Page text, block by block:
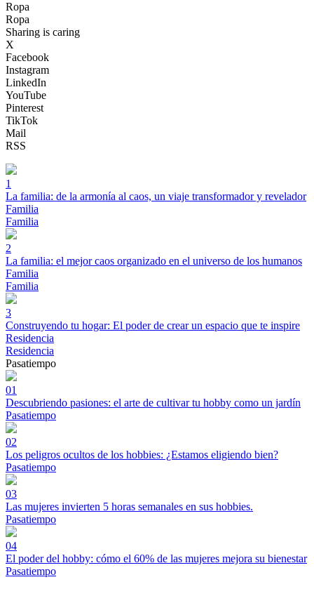
Ropa
Ropa
Sharing is caring
X
Facebook
Instagram
LinkedIn
YouTube
Pinterest
TikTok
Mail
RSS
1
La familia: de la armonía al caos, un viaje transformador y revelador
Familia
Familia
2
La familia: el mejor caos organizado en el universo de los humanos
Familia
Familia
3
Construyendo tu hogar: El poder de crear un espacio que te inspire
Residencia
Residencia
Pasatiempo
01
Descubriendo pasiones: el arte de cultivar tu hobby como un jardín
Pasatiempo
02
Los peligros ocultos de los hobbies: ¿Estamos eligiendo bien?
Pasatiempo
03
Las mujeres invierten 5 horas semanales en sus hobbies.
Pasatiempo
04
El poder del hobby: cómo el 60% de las mujeres mejora su bienestar
Pasatiempo